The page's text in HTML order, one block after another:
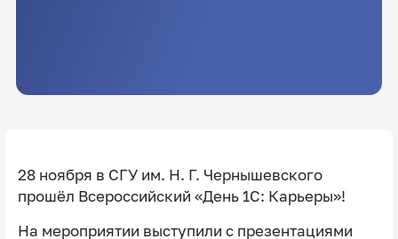
28 ноября в СГУ им. Н. Г. Чернышевского
прошёл Всероссийский «День 1C: Карьеры»!
На мероприятии выступили с презентациями